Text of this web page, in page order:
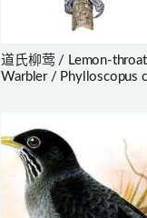
道氏柳莺 / Lemon-
Warbler / Phylloscopus